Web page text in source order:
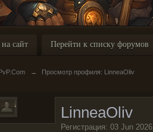
сайт Перейти к списку форумов
→ Просмотр профиля: LinneaOliv
LinneaOliv
Регистрация: 03 Jun 2026